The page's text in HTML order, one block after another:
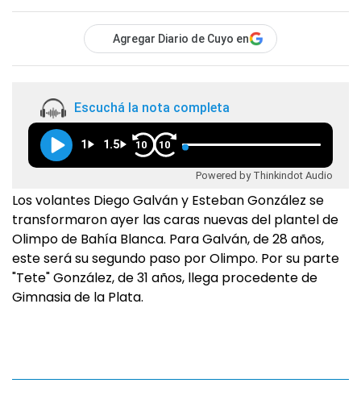
Agregar Diario de Cuyo en
Escuchá la nota completa
1 1.5 10 10
Powered by Thinkindot Audio
Los volantes Diego Galván y Esteban González se
transformaron ayer las caras nuevas del plantel de
Olimpo de Bahía Blanca. Para Galván, de 28 años,
este será su segundo paso por Olimpo. Por su parte
"Tete" González, de 31 años, llega procedente de
Gimnasia de la Plata.